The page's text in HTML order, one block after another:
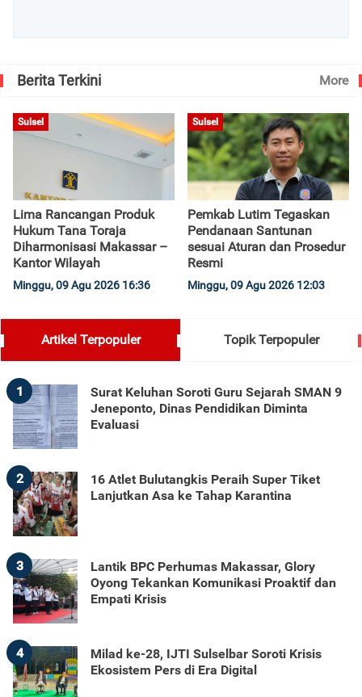
Berita Terkini More
Sulsel
Lima Rancangan Produk
Hukum Tana Toraja
Diharmonisasi Makassar –
Kantor Wilayah
Minggu, 09 Agu 2026 16:36
Sulsel
Pemkab Lutim Tegaskan
Pendanaan Santunan
sesuai Aturan dan Prosedur
Resmi
Minggu, 09 Agu 2026 12:03
Artikel Terpopuler Topik Terpopuler
1
Surat Keluhan Soroti Guru Sejarah SMAN 9
Jeneponto, Dinas Pendidikan Diminta
Evaluasi
2
16 Atlet Bulutangkis Peraih Super Tiket
Lanjutkan Asa ke Tahap Karantina
3
Lantik BPC Perhumas Makassar, Glory
Oyong Tekankan Komunikasi Proaktif dan
Empati Krisis
4
Milad ke-28, IJTI Sulselbar Soroti Krisis
Ekosistem Pers di Era Digital